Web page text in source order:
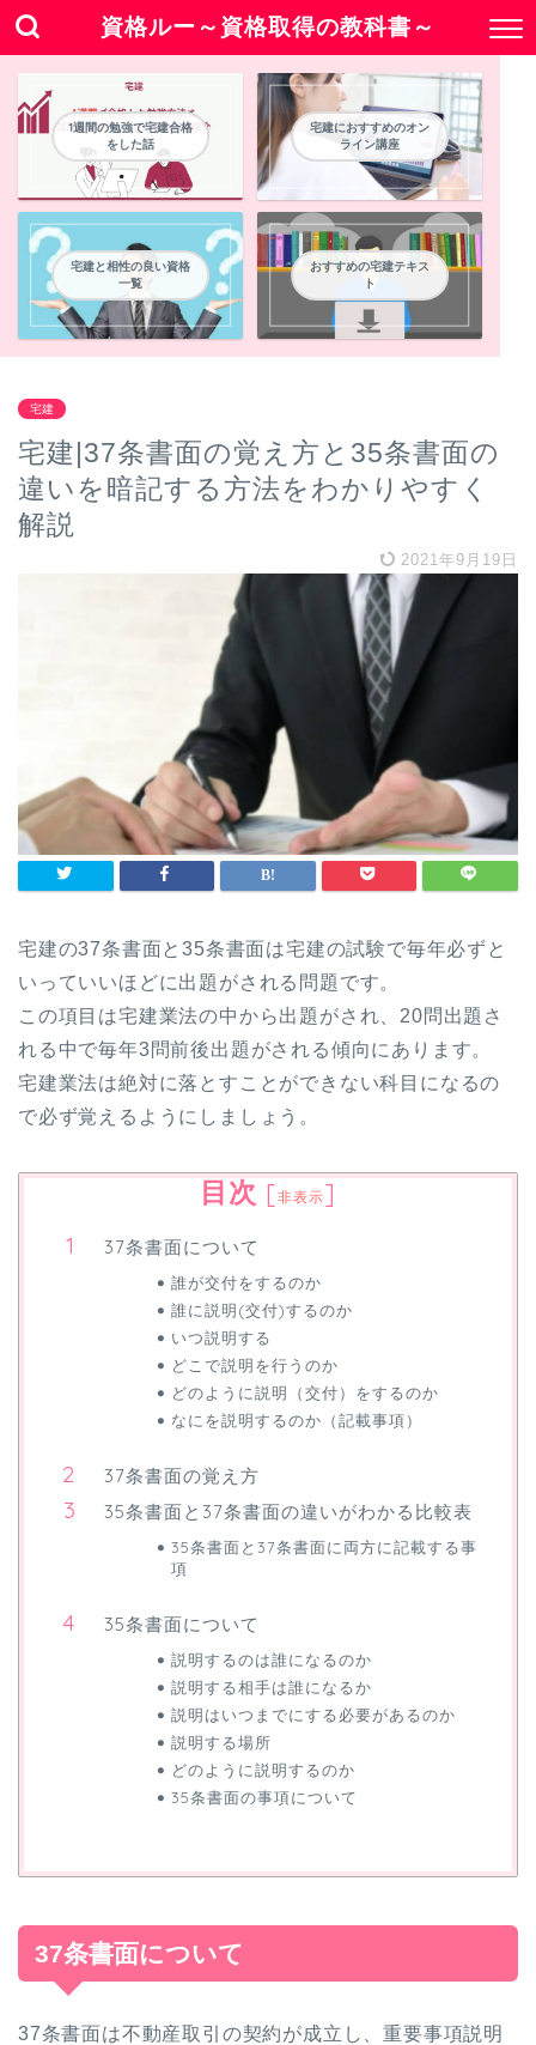
資格ルー～資格取得の教科書～
1週間の勉強で宅建合格
をした話
宅建におすすめのオン
ライン講座
宅建と相性の良い資格
一覧
おすすめの宅建テキス
ト
宅建
宅建|37条書面の覚え方と35条書面の
違いを暗記する方法をわかりやすく
解説
2021年9月19日
宅建の37条書面と35条書面は宅建の試験で毎年必ずと
いっていいほどに出題がされる問題です。
この項目は宅建業法の中から出題がされ、20問出題さ
れる中で毎年3問前後出題がされる傾向にあります。
宅建業法は絶対に落とすことができない科目になるの
で必ず覚えるようにしましょう。
目次 [非表示]
37条書面について
誰が交付をするのか
誰に説明(交付)するのか
いつ説明する
どこで説明を行うのか
どのように説明（交付）をするのか
なにを説明するのか（記載事項）
37条書面の覚え方
35条書面と37条書面の違いがわかる比較表
35条書面と37条書面に両方に記載する事
項
35条書面について
説明するのは誰になるのか
説明する相手は誰になるか
説明はいつまでにする必要があるのか
説明する場所
どのように説明するのか
35条書面の事項について
37条書面について
37条書面は不動産取引の契約が成立し、重要事項説明